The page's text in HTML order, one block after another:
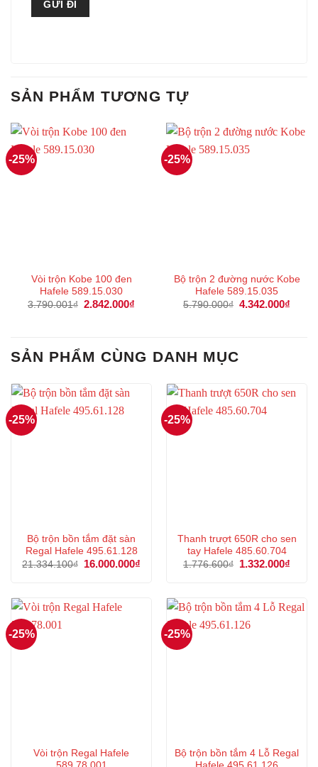
SẢN PHẨM TƯƠNG TỰ
-25%
Vòi trộn Kobe 100 đen
Hafele 589.15.030
3.790.001₫ Giá
2.842.000₫
-25%
Bộ trộn 2 đường nước Kobe
Hafele 589.15.035
5.790.000₫ Giá
4.342.000₫
SẢN PHẨM CÙNG DANH MỤC
-25%
Bộ trộn bồn tắm đặt sàn
Regal Hafele 495.61.128
21.334.100₫
Giá
16.000.000₫
16.000.000₫.
-25%
Thanh trượt 650R cho sen
tay Hafele 485.60.704
1.776.600₫
Giá
1.332.000₫
-25%
Vòi trộn Regal Hafele
-25%
Bộ trộn bồn tắm 4 Lỗ Regal